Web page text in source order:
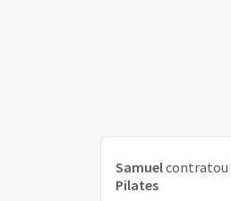
Samuelcontratou
Pilates